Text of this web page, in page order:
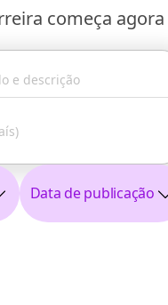
começa agora
Data de publicação